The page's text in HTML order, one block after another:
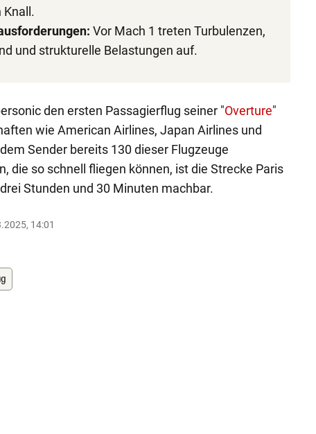
Knall.
Vor Mach 1 treten Turbulenzen,
und strukturelle Belastungen auf.
den ersten Passagierflug seiner "Overture"
wie American Airlines, Japan Airlines und
Sender bereits 130 dieser Flugzeuge
die so schnell fliegen können, ist die Strecke Paris
Stunden und 30 Minuten machbar.
14:01